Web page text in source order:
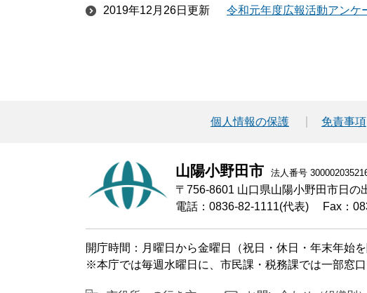
2019年12月26日更新 令和元年度広報活動アンケ
個人情報の保護 免責事項
山陽小野田市 法人番号
〒756-8601 山口県山陽小野田市日の
電話：0836-82-1111(代表)
Fax：
開庁時間：月曜日から金曜日（祝日・休日・年末年始
※本庁では毎週水曜日に、市民課・税務課では一部窓口